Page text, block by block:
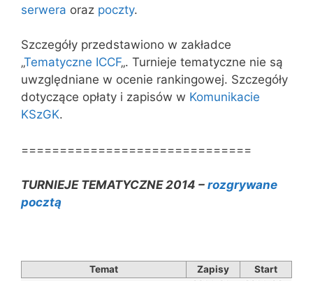
serwera oraz poczty.
Szczegóły przedstawiono w zakładce
„Tematyczne ICCF„. Turnieje tematyczne nie są
uwzględniane w ocenie rankingowej. Szczegóły
dotyczące opłaty i zapisów w Komunikacie
KSzGK.
==============================
TURNIEJE TEMATYCZNE 2014 – rozgrywane
pocztą
Temat Zapisy
Start